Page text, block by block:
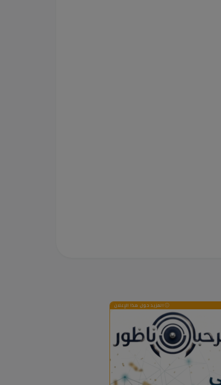
المزيد حول هذا الإعلان